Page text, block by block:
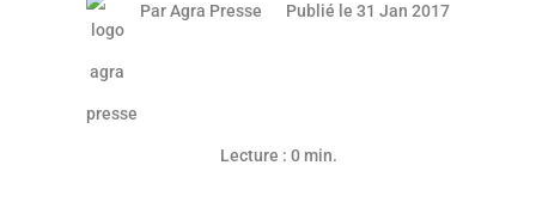
ParAgra Presse Publié le 31 Jan 2017
Lecture : 0 min.